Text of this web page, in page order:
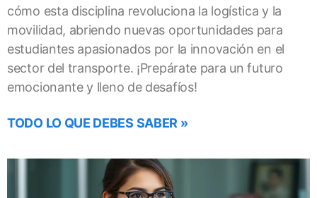
cómo esta disciplina revoluciona la logística y la
movilidad, abriendo nuevas oportunidades para
estudiantes apasionados por la innovación en el
sector del transporte. ¡Prepárate para un futuro
emocionante y lleno de desafíos!
TODO LO QUE DEBES SABER »